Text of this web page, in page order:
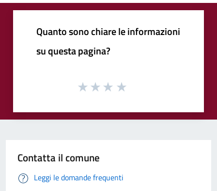
Quanto sono chiare le informazioni
su questa pagina?
Contatta il comune
Leggi le domande frequenti